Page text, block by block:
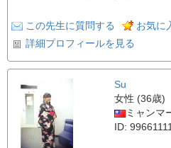
この先生に質問する
お気に
詳細プロフィールを見る
Su
女性 (36歳)
ミャンマ
ID: